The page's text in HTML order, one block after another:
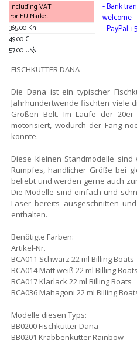
Including VAT
For EU Market
365.00 Kn
49.00 €
57.00 US$
- Bank
welcome
- PayPal
FISCHKUTTER DANA
Die Dana ist ein typischer
Jahrhundertwende fischten viele
Großen Belt. Im Laufe der
motorisiert, wodurch der Fang
konnte.
Diese kleinen Standmodelle
Rumpfes, handlicher Größe bei
beliebt und werden gerne auch
Die Modelle sind einfach und
Laser bereits ausgeschnitten
enthalten.
Benötigte Farben:
Artikel-Nr.
BCA011 Schwarz 22 ml Billing Boats
BCA014 Matt weiß 22 ml Billing Boats
BCA017 Klarlack 22 ml Billing Boats
BCA036 Mahagoni 22 ml Billing
Modelle diesen Typs:
BB0200 Fischkutter Dana
BB0201 Krabbenkutter Rainbow